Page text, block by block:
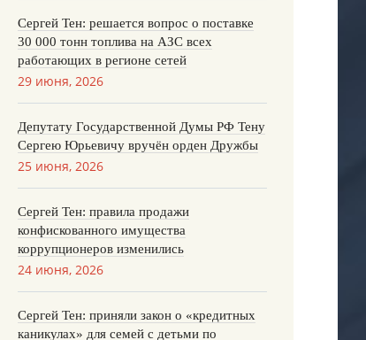
Сергей Тен: решается вопрос о поставке
30 000 тонн топлива на АЗС всех
работающих в регионе сетей
29 июня, 2026
Депутату Государственной Думы РФ Тену
Сергею Юрьевичу вручён орден Дружбы
25 июня, 2026
Сергей Тен: правила продажи
конфискованного имущества
коррупционеров изменились
24 июня, 2026
Сергей Тен: приняли закон о «кредитных
каникулах» для семей с детьми по